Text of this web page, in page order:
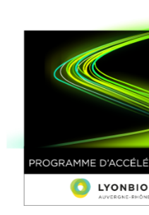
FAB'ENTECH
Latest news